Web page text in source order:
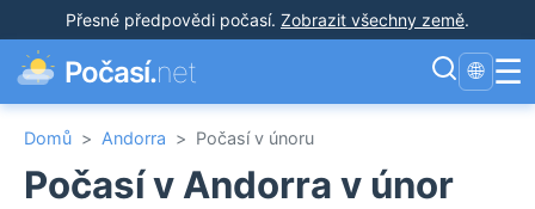
Přesné předpovědi počasí. Zobrazit všechny země.
Počasí.net 🌐 ☰
Domů > Andorra > Počasí v únoru
Počasí v Andorra v únor